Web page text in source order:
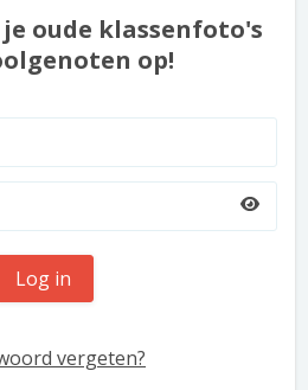
oude klassenfoto's
op!
Log in
vergeten?